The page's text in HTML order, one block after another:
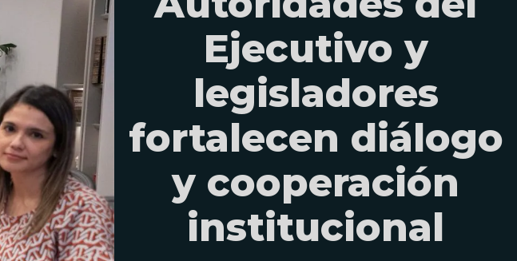
Ejecutivo y
legisladores
fortalecen diálogo
y cooperación
institucional